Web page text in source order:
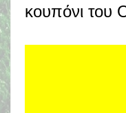
κουπόνι